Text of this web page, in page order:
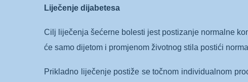
Liječenje dijabetesa
Cilj liječenja šećerne bolesti jest postizanje normalne
će samo dijetom i promjenom životnog stila postići
Prikladno liječenje postiže se točnom individualnom